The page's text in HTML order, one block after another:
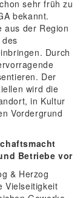
sehr früh zu
bekannt.
aus der Region
Durch
Der
wird die
in Kultur
Vordergrund
Betriebe vor
& Herzog
Vielseitigkeit